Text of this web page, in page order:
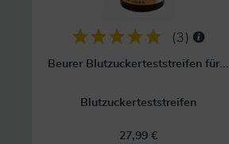
(3)
Beurer Blutzuckerteststreifen für...
Blutzuckerteststreifen
27,99 €